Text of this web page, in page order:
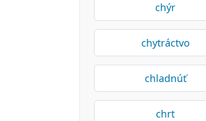
chýr
chytráctvo
chladnúť
chrt